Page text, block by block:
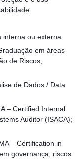
ou externa.
em áreas
de Riscos;
de Dados / Data
– Certified Internal
Auditor (ISACA);
– Certification in
governança, riscos